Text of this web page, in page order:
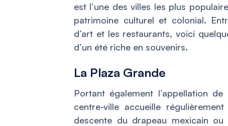
est l’une des villes les plus
patrimoine culturel et colonial.
d’art et les restaurants, voici
d’un été riche en souvenirs.
La Plaza Grande
Portant également l’appellation
centre-ville accueille
descente du drapeau mexicain